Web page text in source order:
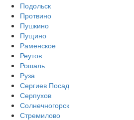
Подольск
Протвино
Пушкино
Пущино
Раменское
Реутов
Рошаль
Руза
Сергиев Посад
Серпухов
Солнечногорск
Стремилово